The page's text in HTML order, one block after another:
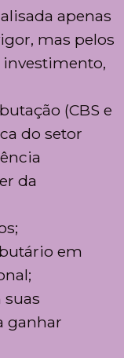
apenas
mas pelos
(CBS e
do setor
da
em
ganhar